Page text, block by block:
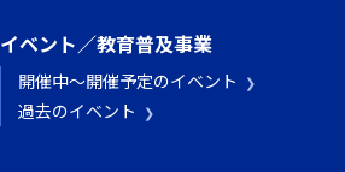
イベント／教育普及事業
開催中～開催予定のイベント
過去のイベント